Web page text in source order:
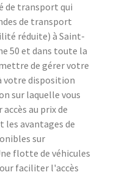
de transport qui
de transport
réduite) à Saint-
50 et dans toute la
de gérer votre
votre disposition
sur laquelle vous
au prix de
les avantages de
sur
flotte de véhicules
faciliter l'accès